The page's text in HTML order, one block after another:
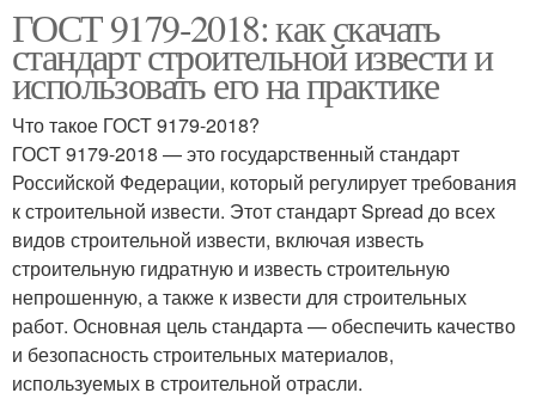
ГОСТ 9179-2018: как скачать
стандарт строительной извести и
использовать его на практике
Что такое ГОСТ 9179-2018?
ГОСТ 9179-2018 — это государственный стандарт
Российской Федерации, который регулирует требования
к строительной извести. Этот стандарт Spread до всех
видов строительной извести, включая известь
строительную гидратную и известь строительную
непрошенную, а также к извести для строительных
работ. Основная цель стандарта — обеспечить качество
и безопасность строительных материалов,
используемых в строительной отрасли.